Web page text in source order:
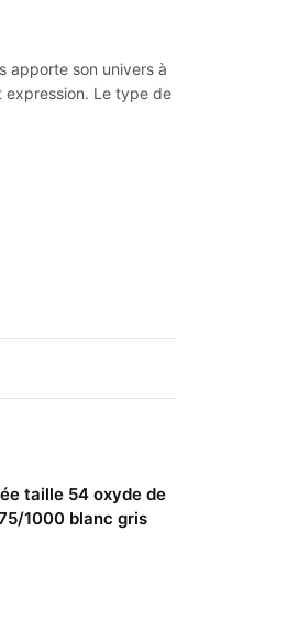
apporte son univers à
expression. Le type de
taille 54 oxyde de
1000 blanc gris